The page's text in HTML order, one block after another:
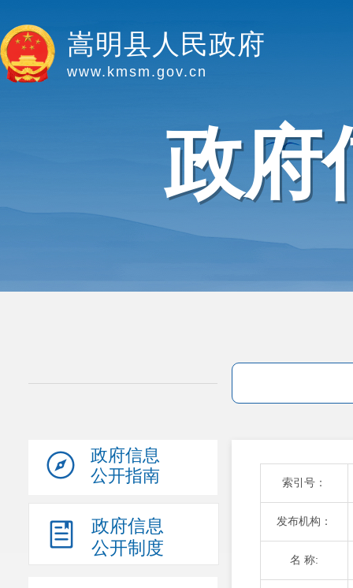
嵩明县人民政府
www.kmsm.gov.cn
政府
政府信息
公开指南
政府信息
公开制度
索引号：
发布机构：
名 称: